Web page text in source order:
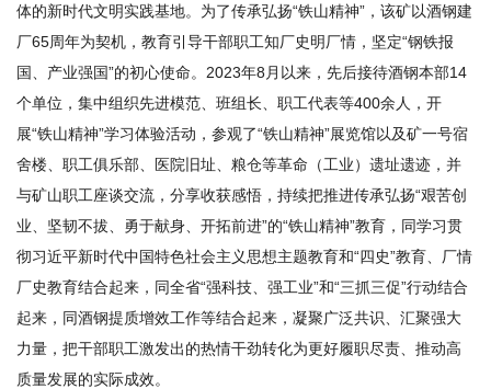
体的新时代文明实践基地。为了传承弘扬“铁山精神”，该矿以酒钢建
厂65周年为契机，教育引导干部职工知厂史明厂情，坚定“钢铁报
国、产业强国”的初心使命。2023年8月以来，先后接待酒钢本部14
个单位，集中组织先进模范、班组长、职工代表等400余人，开
展“铁山精神”学习体验活动，参观了“铁山精神”展览馆以及矿一号宿
舍楼、职工俱乐部、医院旧址、粮仓等革命（工业）遗址遗迹，并
与矿山职工座谈交流，分享收获感悟，持续把推进传承弘扬“艰苦创
业、坚韧不拔、勇于献身、开拓前进”的“铁山精神”教育，同学习贯
彻习近平新时代中国特色社会主义思想主题教育和“四史”教育、厂情
厂史教育结合起来，同全省“强科技、强工业”和“三抓三促”行动结合
起来，同酒钢提质增效工作等结合起来，凝聚广泛共识、汇聚强大
力量，把干部职工激发出的热情干劲转化为更好履职尽责、推动高
质量发展的实际成效。